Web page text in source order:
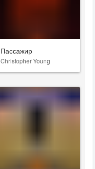
Пассажир
Christopher Young